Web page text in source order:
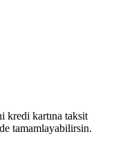
kredi kartına taksit
tamamlayabilirsin.